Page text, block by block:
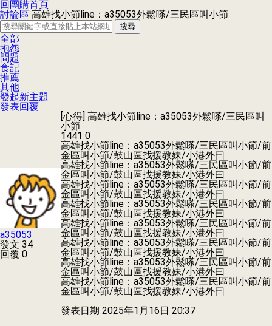
回團購首頁
討論區 高雄找小節line：a35053外鬆嗏/三民區叫小節
搜尋
全部
抱怨
問題
食記
推薦
其他
發起新主題
發表回覆
a35053
發文 34
回覆 0
[心得] 高雄找小節line：a35053外鬆嗏/三民區叫
小節
1441 0
高雄找小節line：a35053外鬆嗏/三民區叫小節/前
金區叫小節/鼓山區找援教妹/小港外曰
高雄找小節line：a35053外鬆嗏/三民區叫小節/前
金區叫小節/鼓山區找援教妹/小港外曰
高雄找小節line：a35053外鬆嗏/三民區叫小節/前
金區叫小節/鼓山區找援教妹/小港外曰
高雄找小節line：a35053外鬆嗏/三民區叫小節/前
金區叫小節/鼓山區找援教妹/小港外曰
高雄找小節line：a35053外鬆嗏/三民區叫小節/前
金區叫小節/鼓山區找援教妹/小港外曰
高雄找小節line：a35053外鬆嗏/三民區叫小節/前
金區叫小節/鼓山區找援教妹/小港外曰
高雄找小節line：a35053外鬆嗏/三民區叫小節/前
金區叫小節/鼓山區找援教妹/小港外曰
高雄找小節line：a35053外鬆嗏/三民區叫小節/前
金區叫小節/鼓山區找援教妹/小港外曰
發表日期 2025年1月16日 20:37